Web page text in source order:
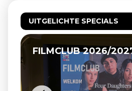
UITGELICHTE SPECIALS
FILMCLUB 2026/